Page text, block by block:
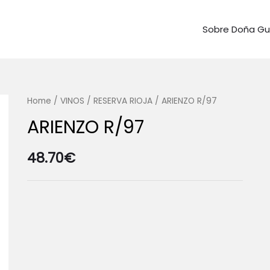
Sobre Doña
Home / VINOS / RESERVA RIOJA/ ARIENZO R/97
ARIENZO R/97
48.70€